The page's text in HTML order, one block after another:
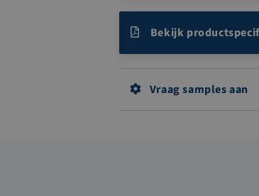
Bekijk
Vraag samples aan